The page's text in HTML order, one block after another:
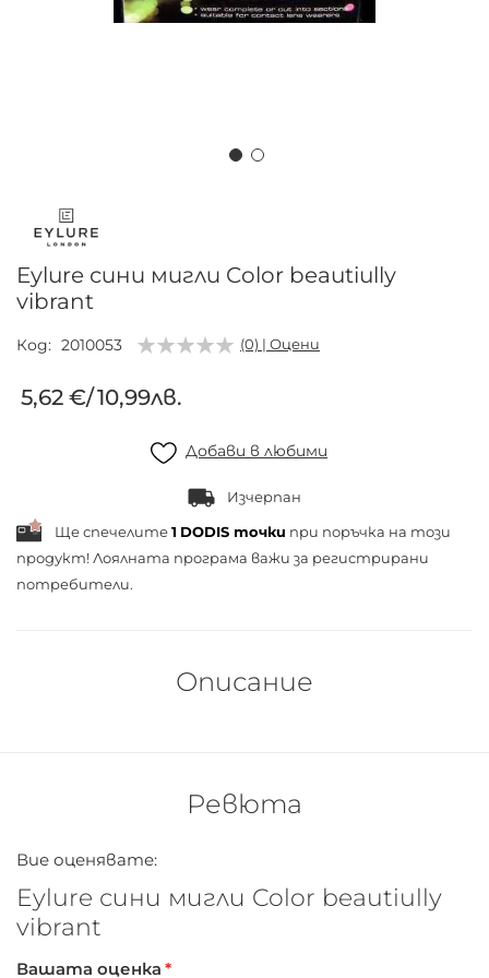
началото
галерия
със
снимки
Eylure сини мигли Color beautiully
vibrant
Код 2010053 (0) | Оцени
5,62 €/10,99лв.
Добави в любими
Изчерпан
Ще спечелите1 DODIS точки при поръчка на този
продукт! Лоялната програма важи за регистрирани
потребители.
Описание
Ревюта
Вие оценявате:
Eylure сини мигли Color beautiully
vibrant
Вашата оценка